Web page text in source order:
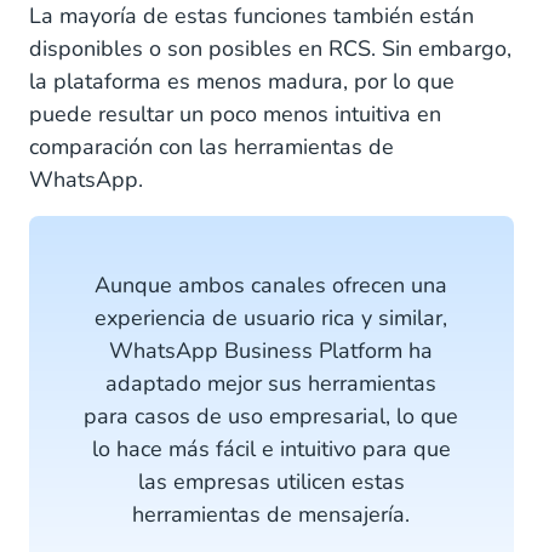
La mayoría de estas funciones también están
disponibles o son posibles en RCS. Sin embargo,
la plataforma es menos madura, por lo que
puede resultar un poco menos intuitiva en
comparación con las herramientas de
WhatsApp.
Aunque ambos canales ofrecen una
experiencia de usuario rica y similar,
WhatsApp Business Platform ha
adaptado mejor sus herramientas
para casos de uso empresarial, lo que
lo hace más fácil e intuitivo para que
las empresas utilicen estas
herramientas de mensajería.